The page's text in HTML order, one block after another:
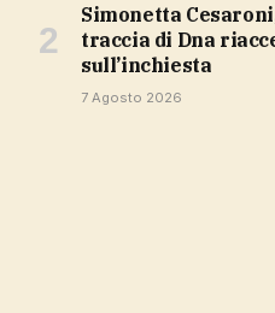
Simonetta Cesaroni, trentasei anni dopo una
traccia di Dna
sull’inchiesta
7 Agosto 2026